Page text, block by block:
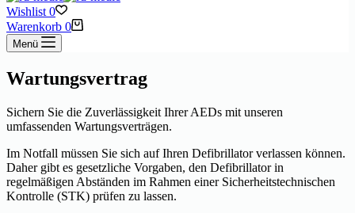
Wishlist 0
Warenkorb 0
Menü
Wartungsvertrag
Sichern Sie die Zuverlässigkeit Ihrer AEDs mit unseren
umfassenden Wartungsverträgen.
Im Notfall müssen Sie sich auf Ihren Defibrillator verlassen können.
Daher gibt es gesetzliche Vorgaben, den Defibrillator in
regelmäßigen Abständen im Rahmen einer Sicherheitstechnischen
Kontrolle (STK) prüfen zu lassen.